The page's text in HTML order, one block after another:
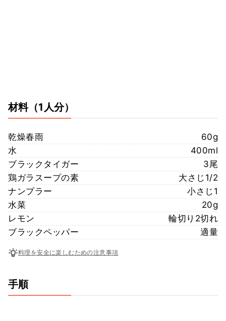
材料（1人分）
乾燥春雨
60g
水
400ml
ブラックタイガー
3尾
鶏ガラスープの素
大さじ1/2
ナンプラー
小さじ1
水菜
20g
レモン
輪切り2切れ
ブラックペッパー
適量
料理を安全に楽しむための注意事項
手順